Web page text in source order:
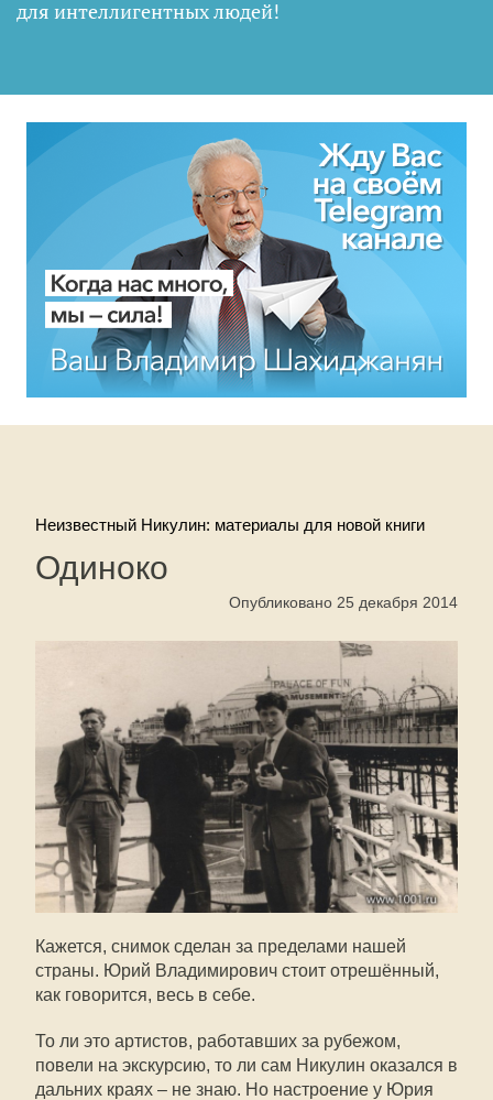
для интеллигентных людей!
Неизвестный Никулин: материалы для новой книги
Одиноко
Опубликовано 25 декабря 2014
Кажется, снимок сделан за пределами нашей
страны. Юрий Владимирович стоит отрешённый,
как говорится, весь в себе.
То ли это артистов, работавших за рубежом,
повели на экскурсию, то ли сам Никулин оказался в
дальних краях – не знаю. Но настроение у Юрия